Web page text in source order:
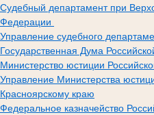
Судебный департамент при
Федерации
Управление судебного
Государственная Дума
Министерство юстиции
Управление Министерства
Красноярскому краю
Федеральное казначейство